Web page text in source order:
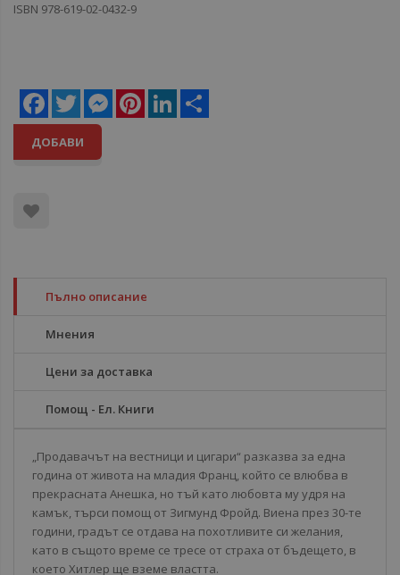
ISBN 978-619-02-0432-9
Facebook
Twitter MessengerPinterestLinkedIn
ДОБАВИ
Пълно описание
Мнения
Цени за доставка
Помощ - Ел. Книги
„Продавачът на вестници и цигари“ разказва за една
година от живота на младия Франц, който се влюбва в
прекрасната Анешка, но тъй като любовта му удря на
камък, търси помощ от Зигмунд Фройд. Виена през 30-те
години, градът се отдава на похотливите си желания,
като в същото време се тресе от страха от бъдещето, в
което Хитлер ще вземе властта.